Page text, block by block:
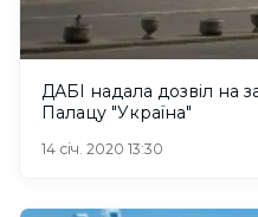
ДАБІ надала дозвіл на
Палацу "Україна"
14 січ. 2020 13:30